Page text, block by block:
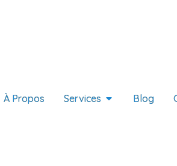
À Propos Services Blog